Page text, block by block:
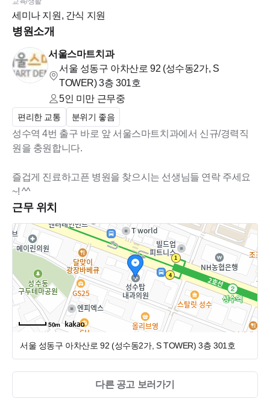
월.수.목.금 : 오전 10시 ~오후 7시
화 요 일 : 오전 10시 ~오후 9시
점 심 시 간 : 오후 1~2시
토 요 일 : 오전 10시 ~오후 2시
■연봉조건■
- 주5일 근무에 따라 면접 후 협의 결정
- 확실한 급여보상시스템 : 목표 달성 인센티브(달성시 개인당
■복리후생■
- 별도 연차 제공(공휴일 외) 및 협의하에 연속 사용 가능
- 워라벨을 위한 자잘한 휴무일이 많음
- 토요일 주차 사용 가능 (협의하에 3일 연속 휴무도 가능합니
- 장기근속시(3년/6년/9년) 포상!!!
- 4대 보험 및 퇴직연금
- 명절 상여금
요^^v)
- 오버타임 거의 없음(원장님이 오버타임 자체를 싫어하는 편입
세미나 지원, 간식 지원
병원소개
서울스마트치과
서울 성동구 아차산로 92 (성수동2가, S
TOWER) 3층 301호
5인 미만 근무중
편리한 교통 분위기 좋음
성수역 4번 출구 바로 앞 서울스마트치과에서 신규/경력직
원을 충원합니다.
즐겁게 진료하고픈 병원을 찾으시는 선생님들 연락 주세요
~! ^^
근무 위치
50m
서울 성동구 아차산로 92 (성수동2가, S TOWER) 3층 301호
다른 공고 보러가기